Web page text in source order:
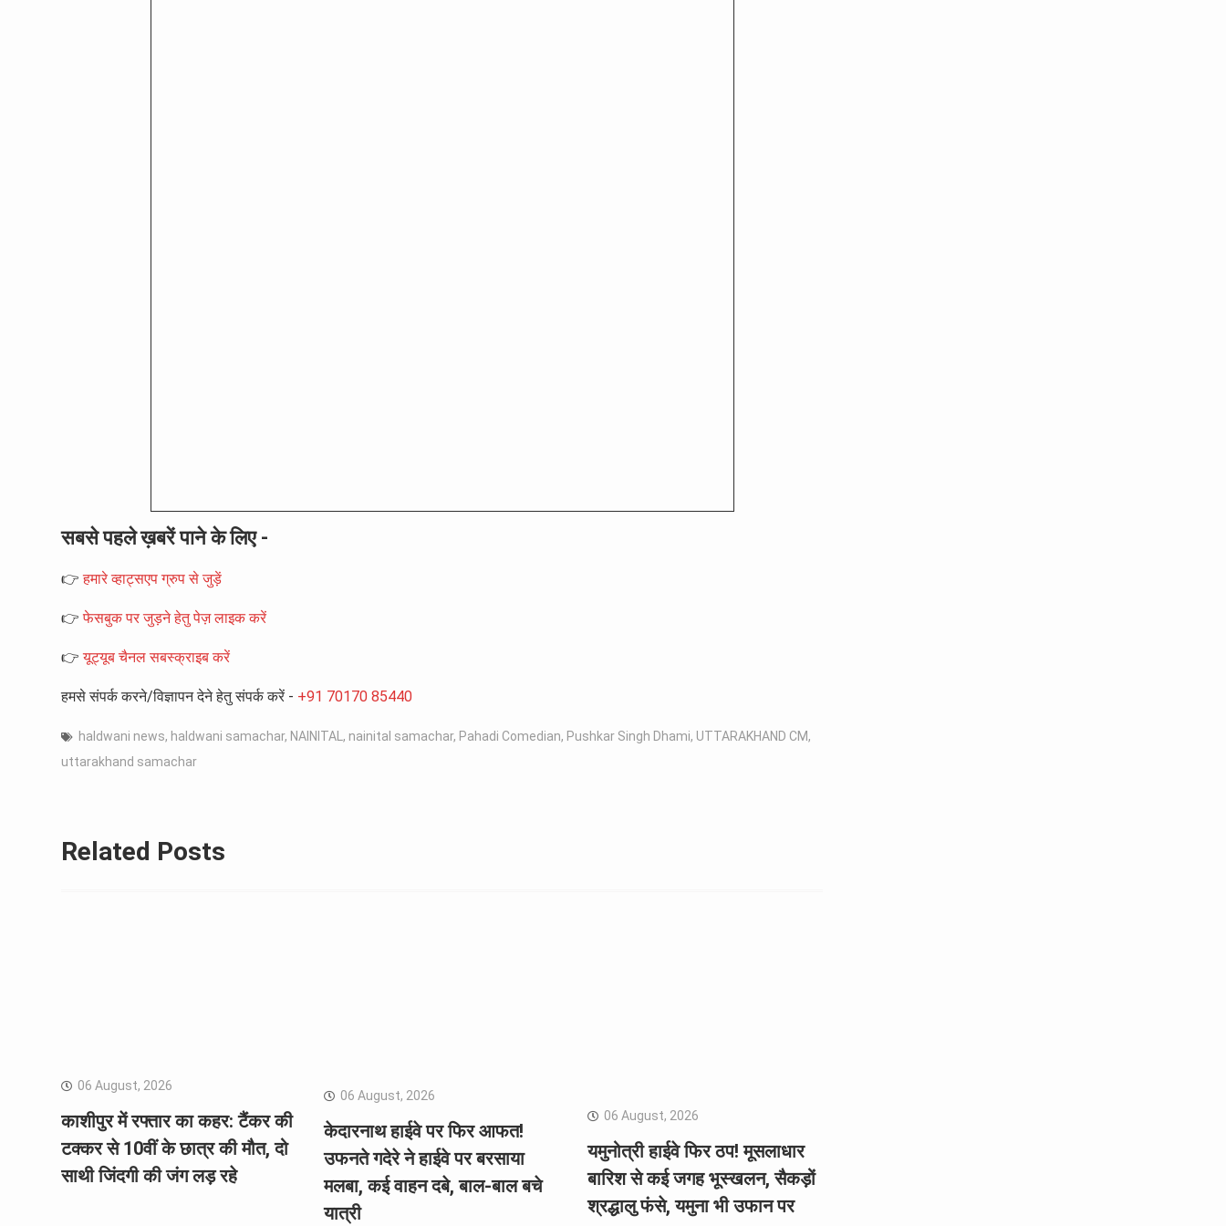
सबसे पहले ख़बरें पाने के लिए -
👉हमारे व्हाट्सएप ग्रुप से जुड़ें
👉फेसबुक पर जुड़ने हेतु पेज़ लाइक करें
👉यूट्यूब चैनल सबस्क्राइब करें
हमसे संपर्क करने/विज्ञापन देने हेतु संपर्क करें - +91 70170 85440
haldwani news, haldwani samachar, NAINITAL, nainital samachar, Pahadi Comedian, Pushkar Singh Dhami, UTTARAKHAND CM,
uttarakhand samachar
Related Posts
06 August, 2026
काशीपुर में रफ्तार का कहर: टैंकर की
टक्कर से 10वीं के छात्र की मौत, दो
साथी जिंदगी की जंग लड़ रहे
06 August, 2026
केदारनाथ हाईवे पर फिर आफत!
उफनते गदेरे ने हाईवे पर बरसाया
मलबा, कई वाहन दबे, बाल-बाल बचे
यात्री
06 August, 2026
यमुनोत्री हाईवे फिर ठप! मूसलाधार
बारिश से कई जगह भूस्खलन, सैकड़ों
श्रद्धालु फंसे, यमुना भी उफान पर